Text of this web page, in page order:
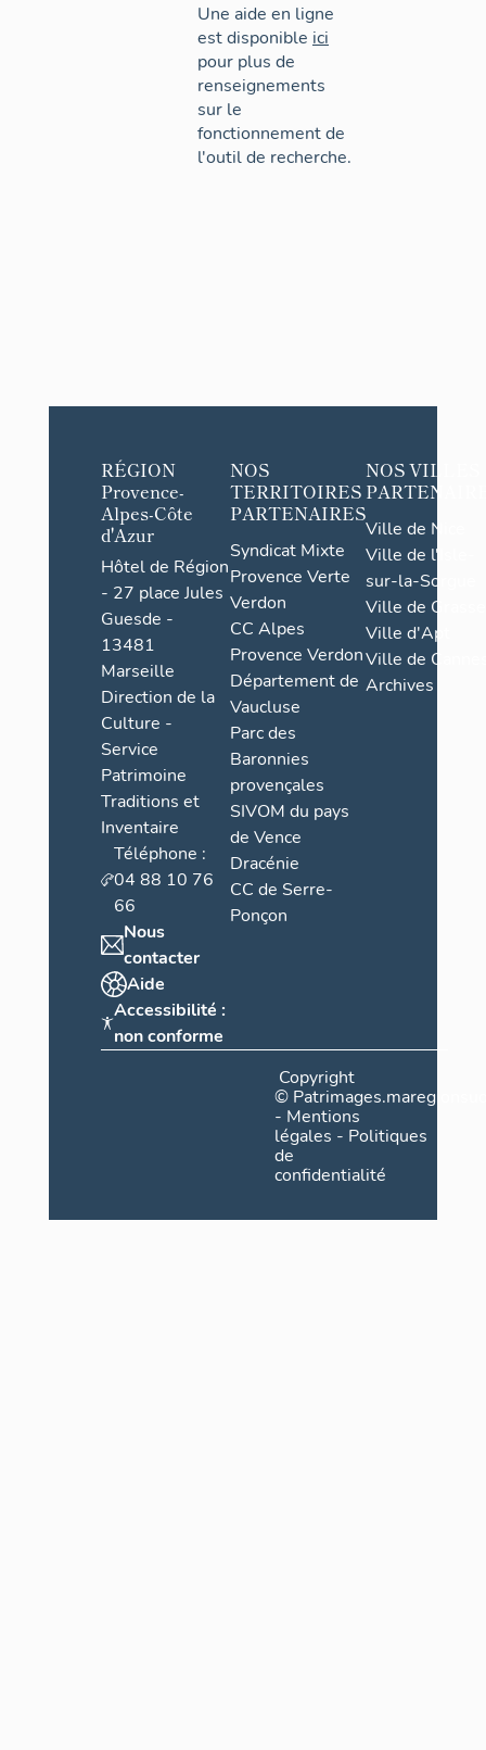
Une aide en ligne
est disponible ici
pour plus de
renseignements
sur le
fonctionnement de
l'outil de recherche.
RÉGION
Provence-
Alpes-Côte
d'Azur
Hôtel de Région
- 27 place Jules
Guesde -
13481
Marseille
Direction de la
Culture -
Service
Patrimoine
Traditions et
Inventaire
Téléphone :
04 88 10 76
66
Nous
contacter
Aide
Accessibilité :
non conforme
NOS
TERRITOIRES
PARTENAIRES
Syndicat Mixte
Provence Verte
Verdon
CC Alpes
Provence Verdon
Département de
Vaucluse
Parc des
Baronnies
provençales
SIVOM du pays
de Vence
Dracénie
CC de Serre-
Ponçon
NOS VILLES
Ville de Nice
Ville de l'Isle-
sur-la-Sorgue
Ville de Grasse
Ville d'Apt
Ville de
Archives
Copyright
©
- Mentions
légales - Politiques
de
confidentialité